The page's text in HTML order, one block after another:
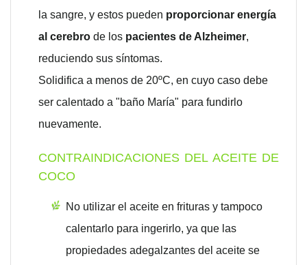
la sangre, y estos pueden proporcionar energía
al cerebro de los pacientes de Alzheimer,
reduciendo sus síntomas.
Solidifica a menos de 20ºC, en cuyo caso debe
ser calentado a "baño María" para fundirlo
nuevamente.
CONTRAINDICACIONES DEL ACEITE DE
COCO
No utilizar el aceite en frituras y tampoco
calentarlo para ingerirlo, ya que las
propiedades adegalzantes del aceite se